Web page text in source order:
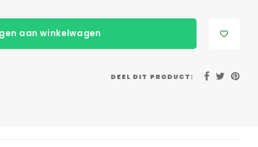
aan winkelwagen
DEEL DIT PRODUCT: